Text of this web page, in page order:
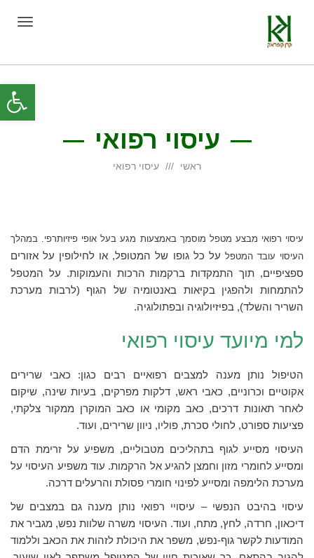
עיסוי רפואי
ראשי עיסוי רפואי
עיסוי רפואי מבצע מטפל מוסמך באמצעות מגע בעל אופי פיזיותרפי. במהלך
העיסוי עובד המטפל על כל גופו של המטופל, או לחילופין על אזורים
ספציפיים, תוך התמקדות ברקמות הרכות והעמוקות. על המטפל
להתמחות ולהפגין בקיאות באנטומיה של הגוף (לרבות מערכת
השריר והשלד), בפיזיולוגיה ובפתולוגיה.
למי מיועד עיסוי רפואי
הטיפול נותן מענה למצבים רפואיים רבים כגון: כאבי שרירים
אקוטיים וכרוניים, כאבי ראש, דלקות מפרקים, בעיות שינה, שיקום
לאחר תאונות דרכים, כאב מקומי או כאב המוקרן ממקור צלקתי,
פציעות ספורט, לחולי סכרת, פוליו, ניוון שרירים, ועוד.
העיסוי מסייע לגוף בתהליכים מטבוליים, משפיע על זרימת הדם
ומסייע לחומרי מזון וחמצן להגיע אל הרקמות. עוד משפיע העיסוי על
מערכת הלימפה ומסייע לפינוי חומרי פסולת והרעלים דרכה.
עיסוי בהיבט הנפשי – עיסויי רפואי נותן מענה גם במצבים של
דיכאון, חרדה, לחץ, מתח, ועוד. העיסוי משרה שלוות נפש, מגביר את
המודעות לקשר גוף-נפש, משפר את היכולת לזהות את הכאב וללמוד